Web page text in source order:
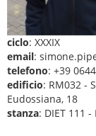
ciclo: XXXIX
email:
telefono: +39
edificio: RM032 -
Eudossiana, 18
stanza: DIET 111